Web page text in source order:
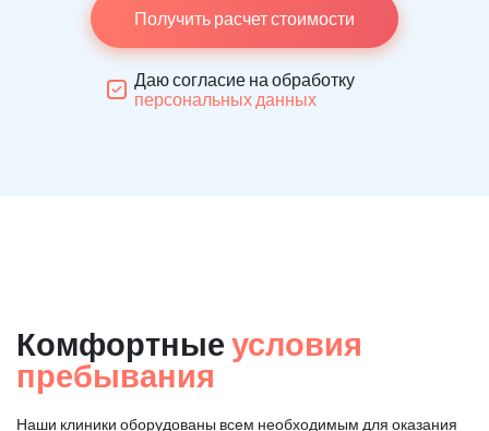
Получить расчет стоимости
Даю согласие на обработку
персональных данных
Комфортные условия
пребывания
Наши клиники оборудованы всем необходимым для оказания